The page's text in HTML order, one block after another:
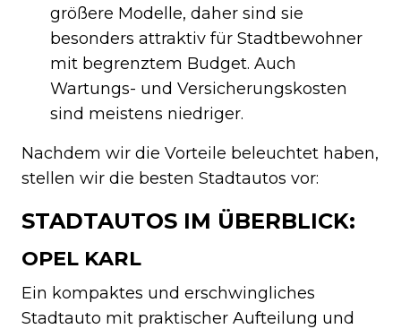
größere Modelle, daher sind sie
besonders attraktiv für Stadtbewohner
mit begrenztem Budget. Auch
Wartungs- und Versicherungskosten
sind meistens niedriger.
Nachdem wir die Vorteile beleuchtet haben,
stellen wir die besten Stadtautos vor:
STADTAUTOS IM ÜBERBLICK:
OPEL KARL
Ein kompaktes und erschwingliches
Stadtauto mit praktischer Aufteilung und